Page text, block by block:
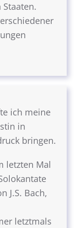
ich meine
in
bringen.
letzten Mal
J.S. Bach,
letztmals